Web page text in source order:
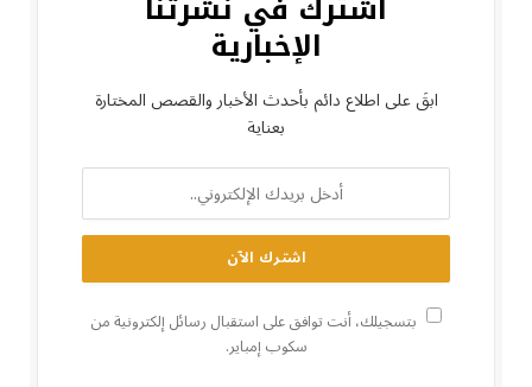
الإخبارية
ابقَ على اطلاع دائم بأحدث الأخبار والقصص المختارة
بعناية
بتسجيلك، أنت توافق على استقبال رسائل إلكترونية من
سكوب إمباير.